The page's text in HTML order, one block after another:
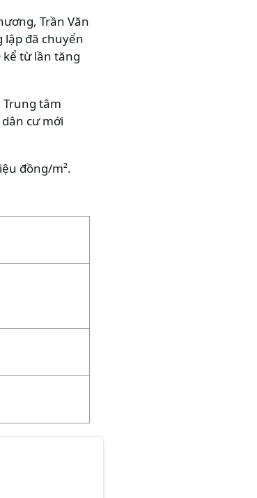
Trần Văn
lập đã chuyển
kể từ lần tăng
Trung tâm
cư mới
đồng/m².